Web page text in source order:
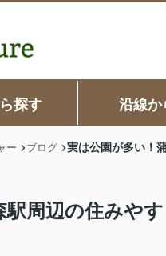
探す 沿線か
ー ブログ 実は公園が多い！
周辺の住みや